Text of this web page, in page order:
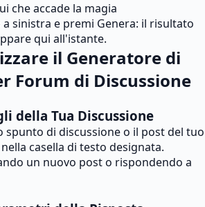
che accade la magia
sinistra e premi Genera: il risultato
qui all'istante.
il Generatore di
Forum di Discussione
della Tua Discussione
spunto di discussione o il post del tuo
casella di testo designata.
un nuovo post o rispondendo a